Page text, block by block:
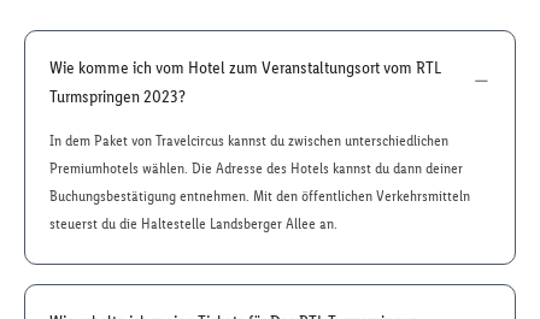
Wie komme ich vom Hotel zum Veranstaltungsort vom RTL
Turmspringen 2023?
In dem Paket von Travelcircus kannst du zwischen unterschiedlichen
Premiumhotels wählen. Die Adresse des Hotels kannst du dann deiner
Buchungsbestätigung entnehmen. Mit den öffentlichen Verkehrsmitteln
steuerst du die Haltestelle Landsberger Allee an.